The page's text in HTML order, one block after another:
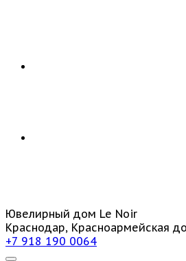
Ювелирный дом Le Noir
Краснодар, Красноармейская
+7 918 190 0064